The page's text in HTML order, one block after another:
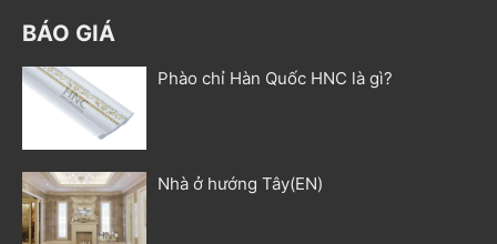
BÁO GIÁ
Phào chỉ Hàn Quốc HNC là gì?
Nhà ở hướng Tây(EN)